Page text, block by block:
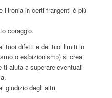
in certi frangenti è più
coraggio.
tuoi difetti e dei tuoi limiti in
o esibizionismo) si crea
aiuta a superare eventuali
giudizio degli altri.